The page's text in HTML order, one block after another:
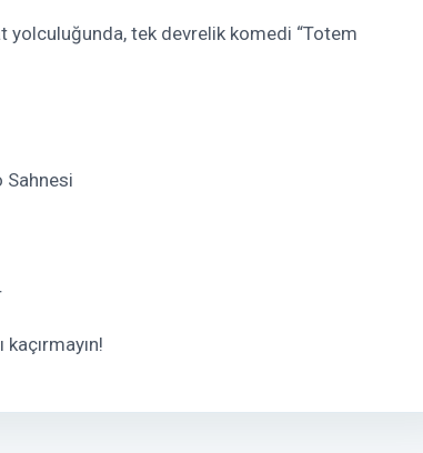
yolculuğunda, tek devrelik komedi “Totem
Sahnesi